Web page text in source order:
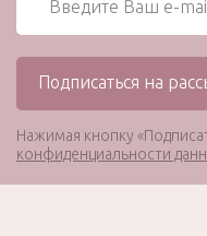
Нажимая кнопку
конфиденциальности